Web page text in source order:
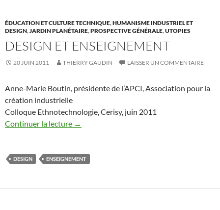
ÉDUCATION ET CULTURE TECHNIQUE,HUMANISME INDUSTRIEL ET
DESIGN,JARDIN PLANÉTAIRE,PROSPECTIVE GÉNÉRALE,UTOPIES
DESIGN ET ENSEIGNEMENT
20 JUIN 2011 THIERRY GAUDIN LAISSER UN COMMENTAIRE
Anne-Marie Boutin, présidente de l’APCI, Association pour la
création industrielle
Colloque Ethnotechnologie, Cerisy, juin 2011
Continuer la lecture →
DESIGN ENSEIGNEMENT